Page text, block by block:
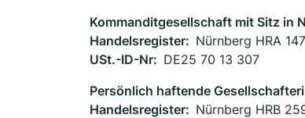
Kommanditgesellschaft mit Sitz in
Handelsregister: Nürnberg HRA
USt.-ID-Nr: DE25 70 13 307
Persönlich haftende
Handelsregister: Nürnberg HRB